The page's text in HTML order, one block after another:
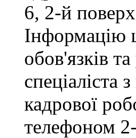
6, 2-й
Інформацію
обов'язків
спеціаліста
кадрової
телефоном